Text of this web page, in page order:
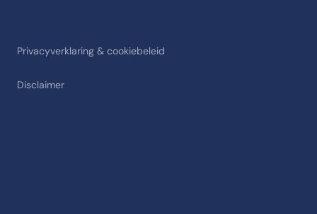
Privacyverklaring & cookiebeleid
Disclaimer